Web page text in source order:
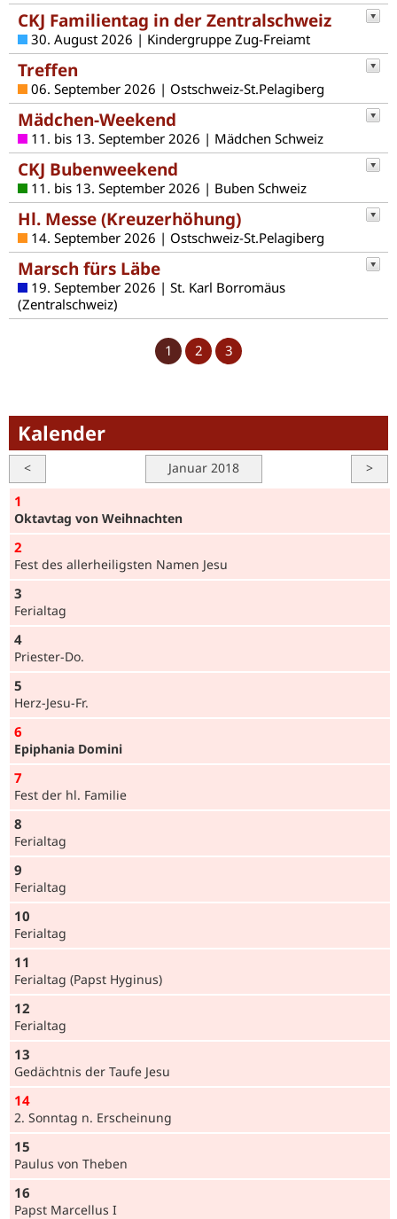
CKJ Familientag in der Zentralschweiz
30. August 2026 | Kindergruppe Zug-Freiamt
Treffen
06. September 2026 | Ostschweiz-St.Pelagiberg
Mädchen-Weekend
11. bis 13. September 2026 | Mädchen Schweiz
CKJ Bubenweekend
11. bis 13. September 2026 | Buben Schweiz
Hl. Messe (Kreuzerhöhung)
14. September 2026 | Ostschweiz-St.Pelagiberg
Marsch fürs Läbe
19. September 2026 | St. Karl Borromäus
(Zentralschweiz)
1 2 3
Kalender
< >
Januar 2018
1
Oktavtag von Weihnachten
2
Fest des allerheiligsten Namen Jesu
3
Ferialtag
4
Prie­ster-Do.
5
Herz-Jesu-Fr.
6
Epiphania Domini
7
Fest der hl. Familie
8
Ferialtag
9
Ferialtag
10
Ferialtag
11
Ferialtag (Papst Hyginus)
12
Ferialtag
13
Gedächtnis der Taufe Jesu
14
2. Sonntag n. Erscheinung
15
Paulus von Theben
16
Papst Marcellus I